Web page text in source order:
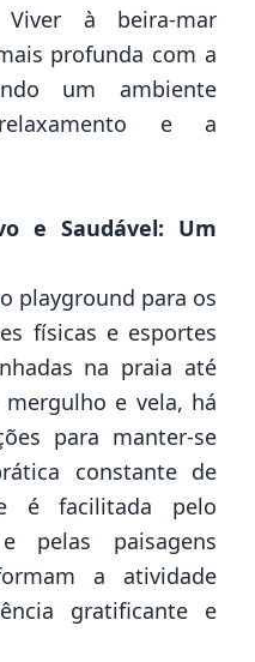
Viver à beira-mar
profunda com a
um ambiente
e a
e Saudável: Um
playground para os
físicas e esportes
na praia até
e vela, há
para manter-se
constante de
é facilitada pelo
pelas paisagens
a atividade
gratificante e